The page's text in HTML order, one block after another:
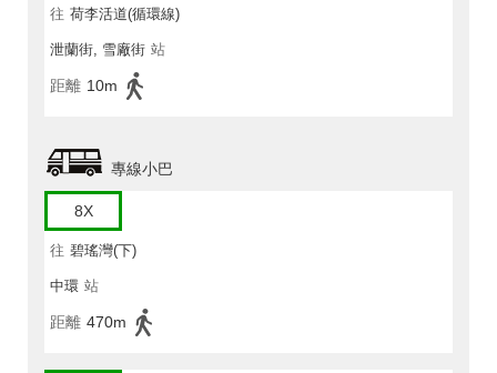
往 荷李活道(循環線)
泄蘭街, 雪廠街 站
距離 10m
專線小巴
8X
往 碧瑤灣(下)
中環 站
距離 470m